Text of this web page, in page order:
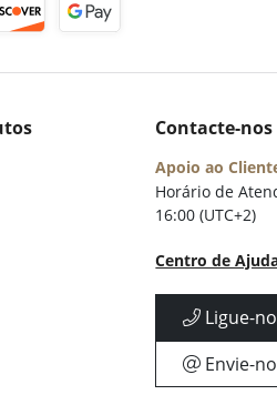
Contacte-nos
Apoio ao
Horário de
16:00 (UTC+2)
Centro de
Ligue-
Envie-